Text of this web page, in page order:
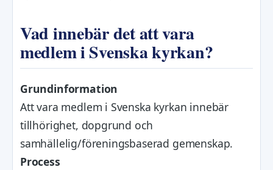
Vad innebär det att vara
medlem i Svenska kyrkan?
Grundinformation
Att vara medlem i Svenska kyrkan innebär
tillhörighet, dopgrund och
samhällelig/föreningsbaserad gemenskap.
Process